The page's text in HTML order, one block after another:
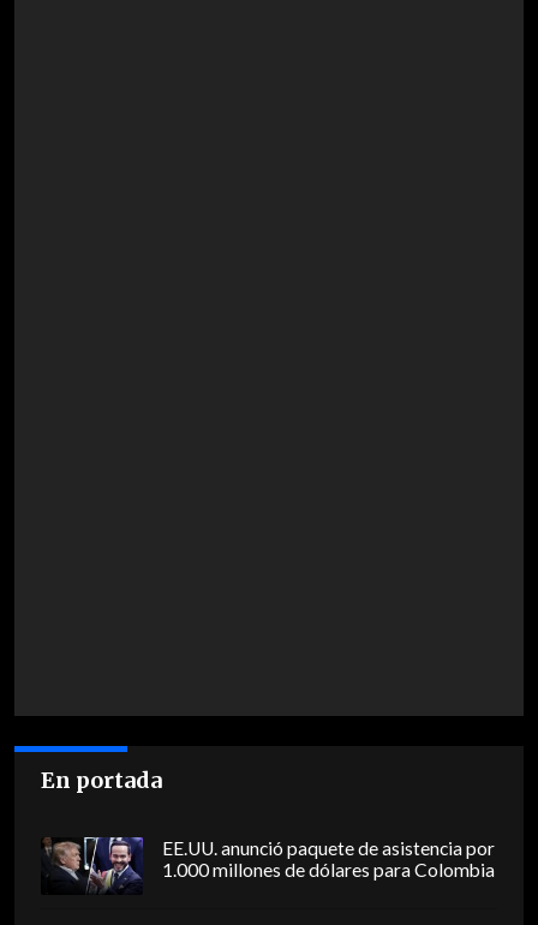
En portada
EE.UU. anunció paquete de asistencia por
1.000 millones de dólares para Colombia